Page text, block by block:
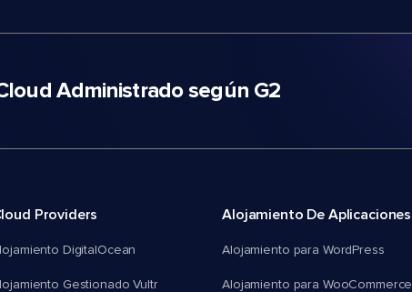
Administrado según G2
Providers
DigitalOcean
Gestionado Vultr
Alojamiento De Aplicaciones
Alojamiento para WordPress
Alojamiento para WooCommerce